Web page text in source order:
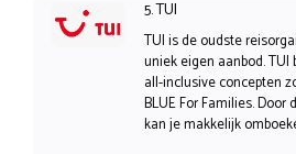
5. TUI
TUI is de oudste
uniek eigen aanbod.
all-inclusive concepten
BLUE For Families.
kan je makkelijk